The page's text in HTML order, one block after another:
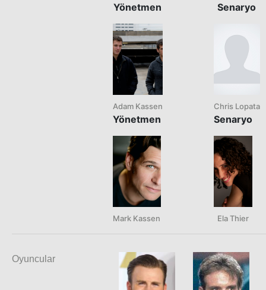
Yönetmen
Adam Kassen
Yönetmen
Mark Kassen
Senaryo
Chris Lopata
Senaryo
Ela Thier
Oyuncular